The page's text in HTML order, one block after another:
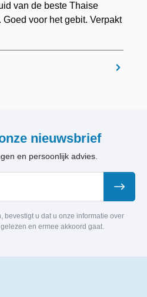
van de beste Thaise
voor het gebit. Verpakt
nieuwsbrief
en persoonlijk advies.
bevestigt u dat u onze informatie over
en ermee akkoord gaat.